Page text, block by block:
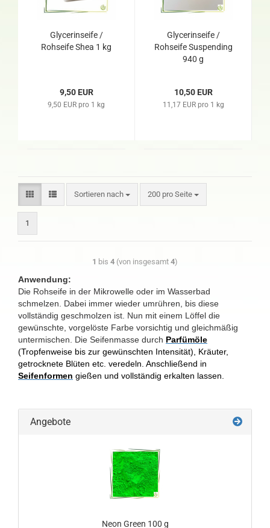
Glycerinseife /
Rohseife Shea 1 kg
9,50 EUR
9,50 EUR pro 1 kg
Glycerinseife /
Rohseife Suspending
940 g
10,50 EUR
11,17 EUR pro 1 kg
Sortieren nach 200 pro Seite
1
1 bis 4 (von insgesamt 4)
Anwendung:
Die Rohseife in der Mikrowelle oder im Wasserbad
schmelzen. Dabei immer wieder umrühren, bis diese
vollständig geschmolzen ist. Nun mit einem Löffel die
gewünschte, vorgelöste Farbe vorsichtig und gleichmäßig
untermischen. Die Seifenmasse durch Parfümöle
(Tropfenweise bis zur gewünschten Intensität), Kräuter,
getrocknete Blüten etc. veredeln. Anschließend in
Seifenformen gießen und vollständig erkalten lassen.
Angebote
Neon Green 100 g